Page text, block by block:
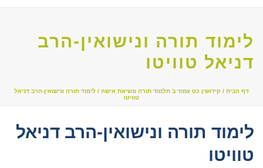
לימוד תורה ונישואין-הרב
דניאל טוויטו
דף הבית / קידושין כט עמוד ב תלמוד תורה ונשיאת אישה / לימוד תורה ונישואין-הרב דניאל
טוויטו
לימוד תורה ונישואין-הרב דניאל
טוויטו